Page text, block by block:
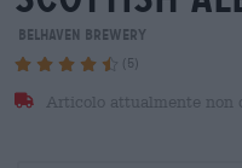
Belhaven Brewery
(5)
Articolo attualmente non